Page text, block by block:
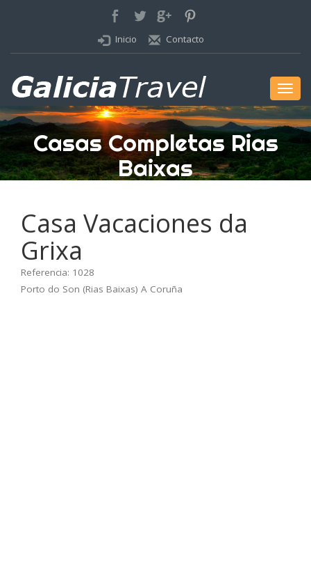
Inicio Contacto
Menú
Casas Completas Rias
Baixas
Casa Vacaciones da
Grixa
Referencia: 1028
Porto do Son (Rias Baixas) A Coruña